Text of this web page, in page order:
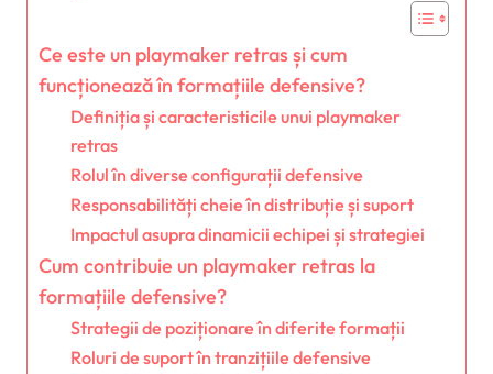
Ce este un playmaker retras și cum
funcționează în formațiile defensive?
Definiția și caracteristicile unui playmaker
retras
Rolul în diverse configurații defensive
Responsabilități cheie în distribuție și suport
Impactul asupra dinamicii echipei și strategiei
Cum contribuie un playmaker retras la
formațiile defensive?
Strategii de poziționare în diferite formații
Roluri de suport în tranzițiile defensive